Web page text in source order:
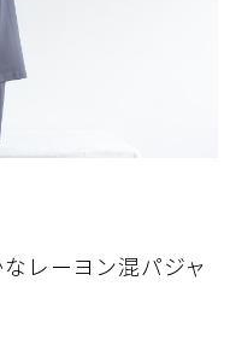
レーヨン混パジャ